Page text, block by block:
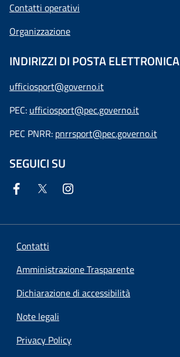
Contatti operativi
Organizzazione
INDIRIZZI DI POSTA ELETTRONICA
ufficiosport@governo.it
PEC: ufficiosport@pec.governo.it
PEC PNRR: pnrrsport@pec.governo.it
SEGUICI SU
Contatti
Amministrazione Trasparente
Dichiarazione di accessibilità
Note legali
Privacy Policy